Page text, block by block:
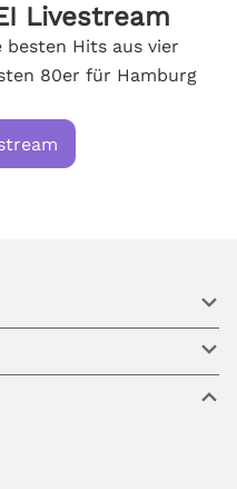
Livestream
Hits aus vier
80er für Hamburg